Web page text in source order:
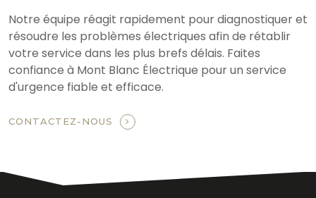
Notre équipe réagit rapidement pour diagnostiquer et
résoudre les problèmes électriques afin de rétablir
votre service dans les plus brefs délais. Faites
confiance à Mont Blanc Électrique pour un service
d'urgence fiable et efficace.
CONTACTEZ-NOUS